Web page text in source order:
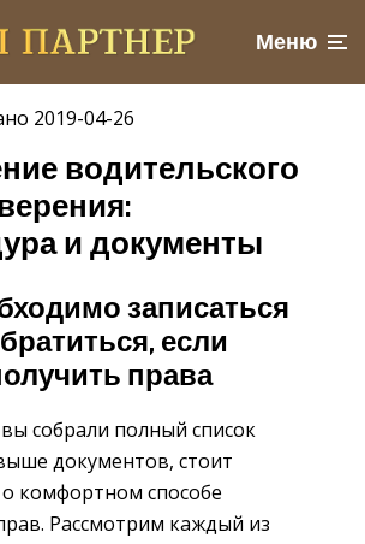
Меню
2019-04-26
водительского
и документы
записаться
если
права
собрали полный список
документов, стоит
о комфортном способе
Рассмотрим каждый из